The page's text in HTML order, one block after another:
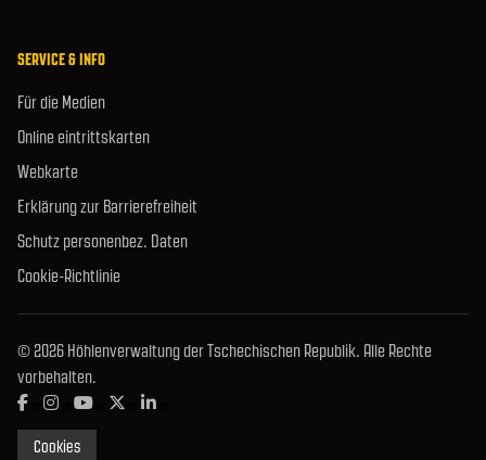
SERVICE & INFO
Für die Medien
Online eintrittskarten
Webkarte
Erklärung zur Barrierefreiheit
Schutz personenbez. Daten
Cookie-Richtlinie
© 2026 Höhlenverwaltung der Tschechischen Republik. Alle Rechte
vorbehalten.
Cookies